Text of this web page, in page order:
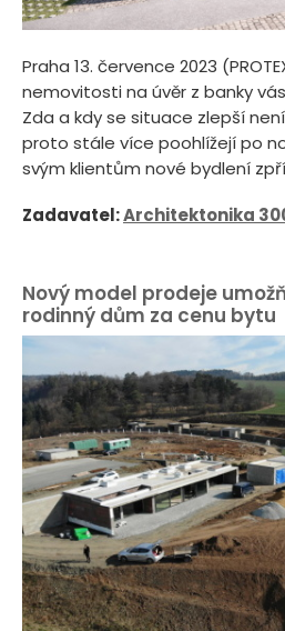
Praha 13. července 2023
nemovitosti na úvěr z banky
Zda a kdy se situace zlepší
proto stále více poohlížejí po
svým klientům nové bydlení
Zadavatel:Architektonika
Nový model prodeje
rodinný dům za cenu bytu